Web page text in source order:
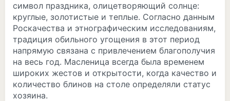
символ праздника, олицетворяющий солнце:
круглые, золотистые и теплые. Согласно данным
Роскачества и этнографическим исследованиям,
традиция обильного угощения в этот период
напрямую связана с привлечением благополучия
на весь год. Масленица всегда была временем
широких жестов и открытости, когда качество и
количество блинов на столе определяли статус
хозяина.